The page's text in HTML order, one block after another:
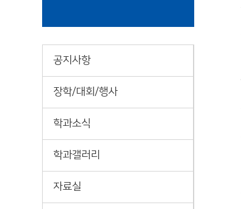
공지사항
장학/대회/행사
학과소식
학과갤러리
자료실